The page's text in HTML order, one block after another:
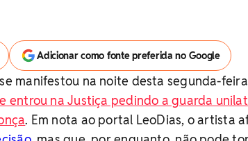
Adicionar como fonte preferida no Google
manifestou na noite desta segunda-
entrou na Justiça pedindo a guarda
. Em nota ao portal LeoDias, o artista